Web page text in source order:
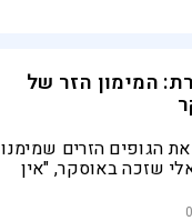
המימון הזר של
הגופים הזרים שמימנו
שזכה באוסקר, "אין
כיצד מממני הסרט